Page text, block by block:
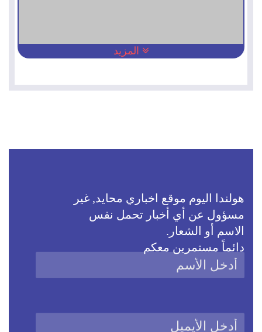
المزيد
هولندا اليوم موقع اخباري محايد, غير
مسؤول عن أي أخبار تحمل نفس
الاسم أو الشعار.
دائماً مستمرين معكم